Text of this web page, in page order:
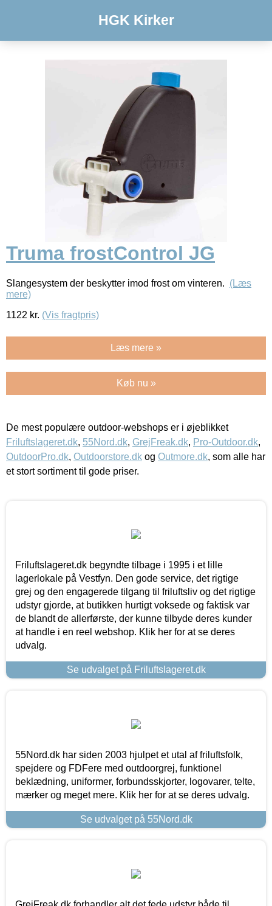
HGK Kirker
Truma frostControl JG
Slangesystem der beskytter imod frost om vinteren. (Læs
mere)
1122 kr. (Vis fragtpris)
Læs mere »
Køb nu »
De mest populære outdoor-webshops er i øjeblikket
Friluftslageret.dk, 55Nord.dk, GrejFreak.dk, Pro-Outdoor.dk,
OutdoorPro.dk, Outdoorstore.dk og Outmore.dk, som alle har
et stort sortiment til gode priser.
Friluftslageret.dk begyndte tilbage i 1995 i et lille
lagerlokale på Vestfyn. Den gode service, det rigtige
grej og den engagerede tilgang til friluftsliv og det rigtige
udstyr gjorde, at butikken hurtigt voksede og faktisk var
de blandt de allerførste, der kunne tilbyde deres kunder
at handle i en reel webshop. Klik her for at se deres
udvalg.
Se udvalget på Friluftslageret.dk
55Nord.dk har siden 2003 hjulpet et utal af friluftsfolk,
spejdere og FDFere med outdoorgrej, funktionel
beklædning, uniformer, forbundsskjorter, logovarer, telte,
mærker og meget mere. Klik her for at se deres udvalg.
Se udvalget på 55Nord.dk